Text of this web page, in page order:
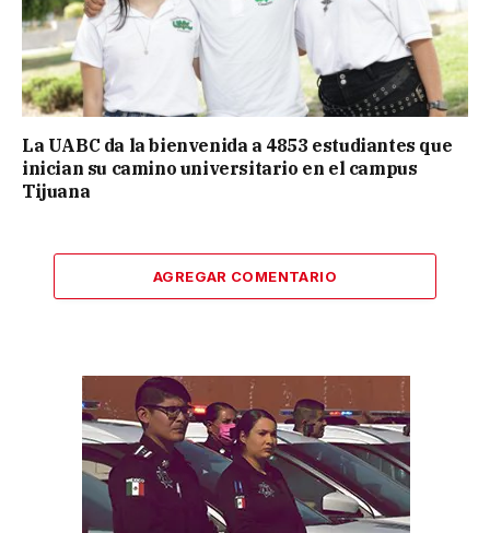
La UABC da la bienvenida a 4853 estudiantes que
inician su camino universitario en el campus
Tijuana
AGREGAR COMENTARIO